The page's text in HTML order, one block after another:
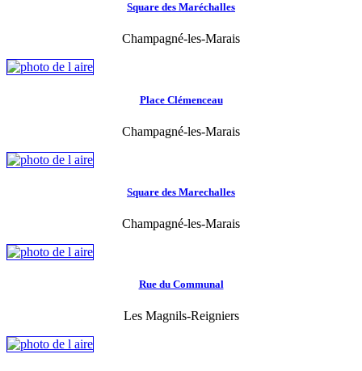
Square des Maréchalles
Champagné-les-Marais
Place Clémenceau
Champagné-les-Marais
Square des Marechalles
Champagné-les-Marais
Rue du Communal
Les Magnils-Reigniers